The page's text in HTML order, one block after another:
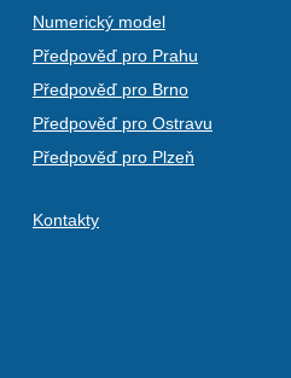
Numerický model
Předpověď pro Prahu
Předpověď pro Brno
Předpověď pro Ostravu
Předpověď pro Plzeň
Kontakty